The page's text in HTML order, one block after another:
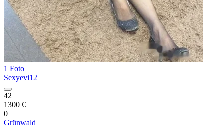
1 Foto
Sexyevi12
42
1300 €
0
Grünwald